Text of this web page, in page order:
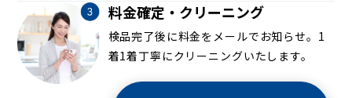
料金確定・クリーニング
検品完了後に料金をメールでお知らせ。1
着1着丁寧にクリーニングいたします。